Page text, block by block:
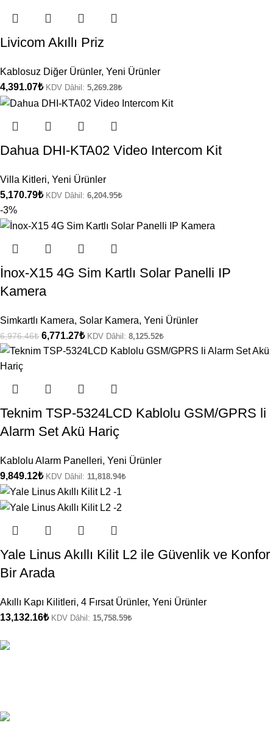
Livicom Akıllı Priz
Kablosuz Diğer Ürünler, Yeni Ürünler
4,391.07₺ KDV Dâhil: 5,269.28₺
Dahua DHI-KTA02 Video Intercom Kit
Villa Kitleri, Yeni Ürünler
5,170.79₺ KDV Dâhil: 6,204.95₺
-3%
İnox-X15 4G Sim Kartlı Solar Panelli IP
Kamera
Simkartlı Kamera, Solar Kamera, Yeni Ürünler
6,976.46₺ 6,771.27₺ KDV Dâhil: 8,125.52₺
Teknim TSP-5324LCD Kablolu GSM/GPRS li
Alarm Set Akü Hariç
Kablolu Alarm Panelleri, Yeni Ürünler
9,849.12₺ KDV Dâhil: 11,818.94₺
Yale Linus Akıllı Kilit L2 ile Güvenlik ve Konfor
Bir Arada
Akıllı Kapı Kilitleri, 4 Fırsat Ürünler, Yeni Ürünler
13,132.16₺ KDV Dâhil: 15,758.59₺